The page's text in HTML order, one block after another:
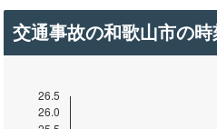
交通事故の和歌山市の